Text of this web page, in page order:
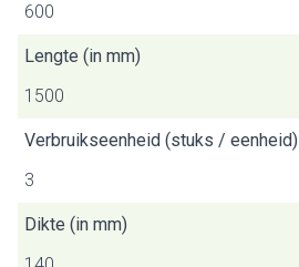
600
Lengte (in mm)
1500
Verbruikseenheid (stuks / eenheid)
3
Dikte (in mm)